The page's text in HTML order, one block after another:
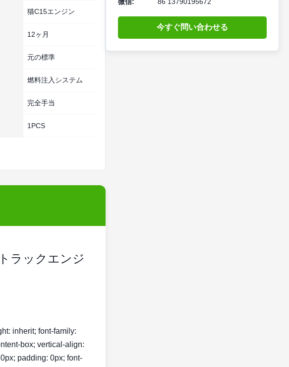
猫C15エンジン
12ヶ月
元の標準
燃料注入システム
完全手当
1РСS
ラックエンジ
inherit; font-family:
box; vertical-align:
padding: 0px; font-
今すぐ問い合わせる